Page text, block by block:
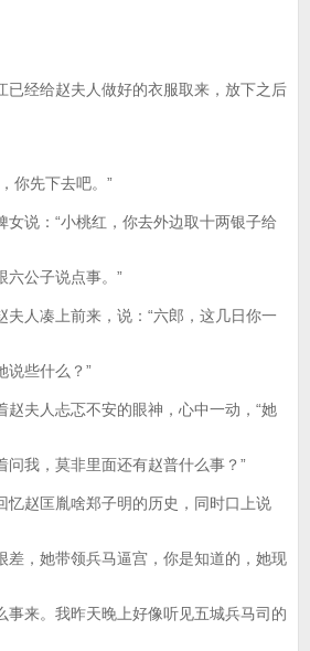
经给赵夫人做好的衣服取来，放下之后
先下去吧。”
说：“小桃红，你去外边取十两银子给
六公子说点事。”
人凑上前来，说：“六郎，这几日你一
说些什么？”
夫人忐忑不安的眼神，心中一动，“她
问我，莫非里面还有赵普什么事？”
赵匡胤啥郑子明的历史，同时口上说
差，她带领兵马逼宫，你是知道的，她现
事来。我昨天晚上好像听见五城兵马司的